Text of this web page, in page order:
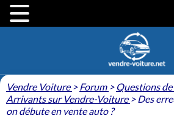
Vendre Voiture > Forum > Questions
Arrivants sur Vendre-Voiture > Des
on débute en vente auto ?